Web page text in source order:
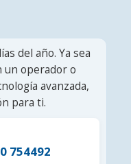
del año. Ya sea
un operador o
avanzada,
para ti.
754492